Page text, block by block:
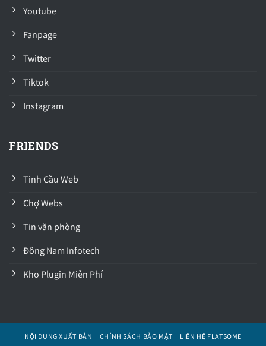
Youtube
Fanpage
Twitter
Tiktok
Instagram
FRIENDS
Tinh Cầu Web
Chợ Webs
Tin văn phòng
Đông Nam Infotech
Kho Plugin Miễn Phí
NỘI DUNG XUẤT BẢN CHÍNH SÁCH BẢO MẬT LIÊN HỆ FLATSOME